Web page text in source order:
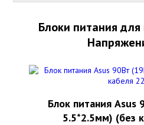
Блоки питания для
Блок питания Asus
5.5*2.5мм) (без